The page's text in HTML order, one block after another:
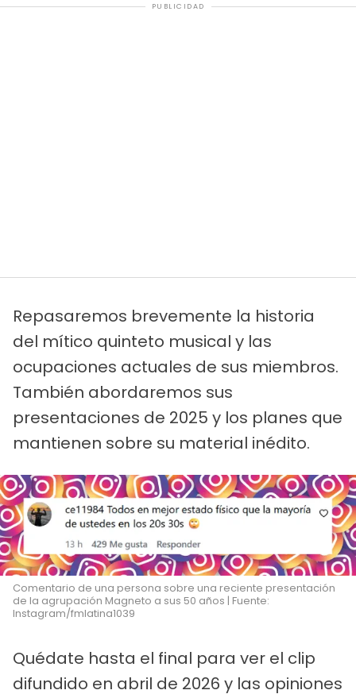
PUBLICIDAD
Repasaremos brevemente la historia
del mítico quinteto musical y las
ocupaciones actuales de sus miembros.
También abordaremos sus
presentaciones de 2025 y los planes que
mantienen sobre su material inédito.
Comentario de una persona sobre una reciente presentación
de la agrupación Magneto a sus 50 años | Fuente:
Instagram/fmlatina1039
Quédate hasta el final para ver el clip
difundido en abril de 2026 y las opiniones